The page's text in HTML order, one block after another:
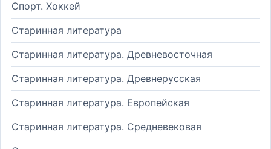
Спорт. Хоккей
Старинная литература
Старинная литература. Древневосточная
Старинная литература. Древнерусская
Старинная литература. Европейская
Старинная литература. Средневековая